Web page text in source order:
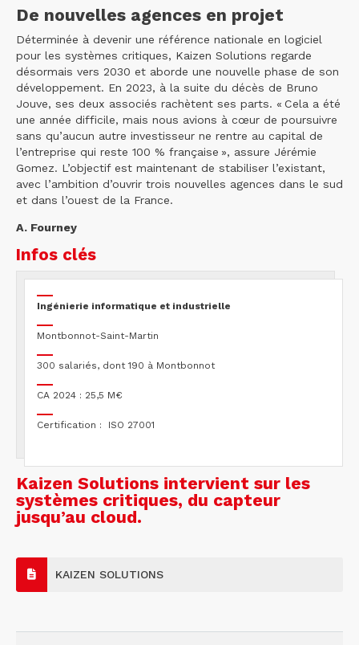
De nouvelles agences en projet
Déterminée à devenir une référence nationale en logiciel
pour les systèmes critiques, Kaizen Solutions regarde
désormais vers 2030 et aborde une nouvelle phase de son
développement. En 2023, à la suite du décès de Bruno
Jouve, ses deux associés rachètent ses parts. « Cela a été
une année difficile, mais nous avions à cœur de poursuivre
sans qu’aucun autre investisseur ne rentre au capital de
l’entreprise qui reste 100 % française », assure Jérémie
Gomez. L’objectif est maintenant de stabiliser l’existant,
avec l’ambition d’ouvrir trois nouvelles agences dans le sud
et dans l’ouest de la France.
A. Fourney
Infos clés
Ingénierie informatique et industrielle
Montbonnot-Saint-Martin
300 salariés, dont 190 à Montbonnot
CA 2024 : 25,5 M€
Certification : ISO 27001
Kaizen Solutions intervient sur les
systèmes critiques, du capteur
jusqu’au cloud.
KAIZEN SOLUTIONS